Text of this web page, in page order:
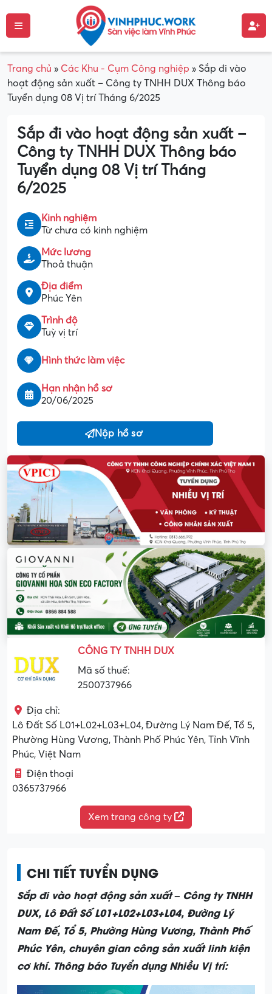
Trang chủ » Các Khu - Cụm Công nghiệp » Sắp đi vào
hoạt động sản xuất – Công ty TNHH DUX Thông báo
Tuyển dụng 08 Vị trí Tháng 6/2025
Sắp đi vào hoạt động sản xuất –
Công ty TNHH DUX Thông báo
Tuyển dụng 08 Vị trí Tháng
6/2025
Kinh nghiệm
Từ chưa có kinh nghiệm
Mức lương
Thoả thuận
Địa điểm
Phúc Yên
Trình độ
Tuỳ vị trí
Hình thức làm việc
Hạn nhận hồ sơ
20/06/2025
Nộp hồ sơ
CÔNG TY TNHH DUX
Mã số thuế:
2500737966
Địa chỉ:
Lô Đất Số L01+L02+L03+L04, Đường Lý Nam Đế, Tổ 5,
Phường Hùng Vương, Thành Phố Phúc Yên, Tỉnh Vĩnh
Phúc, Việt Nam
Điện thoại
0365737966
Xem trang công ty
CHI TIẾT TUYỂN DỤNG
Sắp đi vào hoạt động sản xuất – Công ty TNHH
DUX, Lô Đất Số L01+L02+L03+L04, Đường Lý
Nam Đế, Tổ 5, Phường Hùng Vương, Thành Phố
Phúc Yên, chuyên gian công sản xuất linh kiện
cơ khí. Thông báo Tuyển dụng Nhiều Vị trí: